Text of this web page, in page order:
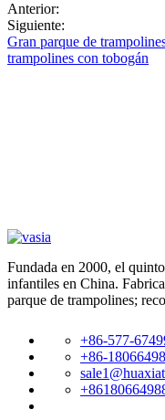
Anterior:
Siguiente:
Gran parque de
trampolines con tobogán
Fundada en 2000, el
infantiles en China.
parque de trampolines;
+86-577-
+86-